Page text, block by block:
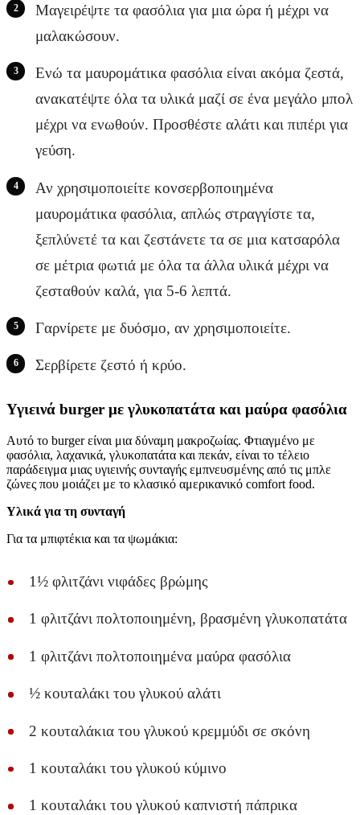
Μαγειρέψτε τα φασόλια για μια ώρα ή μέχρι να
μαλακώσουν.
Ενώ τα μαυρομάτικα φασόλια είναι ακόμα ζεστά,
ανακατέψτε όλα τα υλικά μαζί σε ένα μεγάλο μπολ
μέχρι να ενωθούν. Προσθέστε αλάτι και πιπέρι για
γεύση.
Αν χρησιμοποιείτε κονσερβοποιημένα
μαυρομάτικα φασόλια, απλώς στραγγίστε τα,
ξεπλύνετέ τα και ζεστάνετε τα σε μια κατσαρόλα
σε μέτρια φωτιά με όλα τα άλλα υλικά μέχρι να
ζεσταθούν καλά, για 5-6 λεπτά.
Γαρνίρετε με δυόσμο, αν χρησιμοποιείτε.
Σερβίρετε ζεστό ή κρύο.
Υγιεινά burger με γλυκοπατάτα και μαύρα φασόλια
Αυτό το burger είναι μια δύναμη μακροζωίας. Φτιαγμένο με
φασόλια, λαχανικά, γλυκοπατάτα και πεκάν, είναι το τέλειο
παράδειγμα μιας υγιεινής συνταγής εμπνευσμένης από τις μπλε
ζώνες που μοιάζει με το κλασικό αμερικανικό comfort food.
Υλικά για τη συνταγή
Για τα μπιφτέκια και τα ψωμάκια:
1½ φλιτζάνι νιφάδες βρώμης
1 φλιτζάνι πολτοποιημένη, βρασμένη γλυκοπατάτα
1 φλιτζάνι πολτοποιημένα μαύρα φασόλια
½ κουταλάκι του γλυκού αλάτι
2 κουταλάκια του γλυκού κρεμμύδι σε σκόνη
1 κουταλάκι του γλυκού κύμινο
1 κουταλάκι του γλυκού καπνιστή πάπρικα